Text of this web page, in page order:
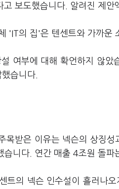
고 보도했습니다. 알려진 제
'IT의 집'은 텐센트와 가까운
여부에 대해 확언하지 않
습니다.
목받은 이유는 넥슨의 상징
습니다. 연간 매출 4조원 돌파
트의 넥슨 인수설이 흘러나